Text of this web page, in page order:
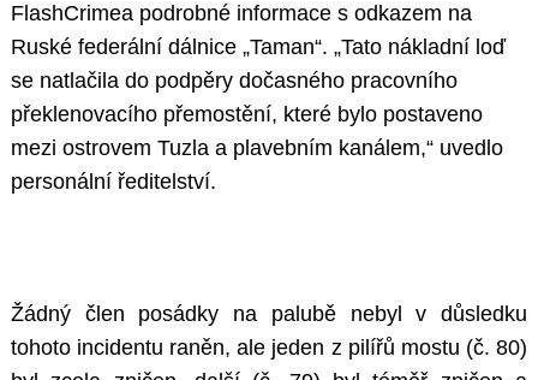
FlashCrimea podrobné informace s odkazem na
Ruské federální dálnice „Taman“. „Tato nákladní loď
se natlačila do podpěry dočasného pracovního
překlenovacího přemostění, které bylo postaveno
mezi ostrovem Tuzla a plavebním kanálem,“ uvedlo
personální ředitelství.
Žádný člen posádky na palubě nebyl v důsledku
tohoto incidentu raněn, ale jeden z pilířů mostu (č. 80)